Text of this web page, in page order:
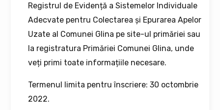
Registrul de Evidență a Sistemelor Individuale
Adecvate pentru Colectarea și Epurarea Apelor
Uzate al Comunei Glina pe site-ul primăriei sau
la registratura Primăriei Comunei Glina, unde
veți primi toate informațiile necesare.
Termenul limita pentru înscriere: 30 octombrie
2022.